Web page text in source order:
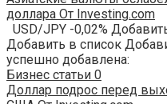
доллара От Investing.com
USD/JPY -0,02%
Добавить в список
успешно добавлена:
Бизнес статьи 0
Доллар подрос перед